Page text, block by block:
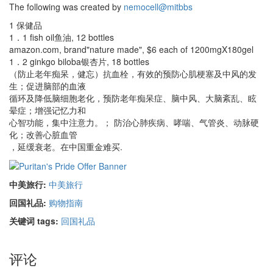
The following was created by nemocell@mitbbs
1 保健品
1．1 fish oil鱼油, 12 bottles
amazon.com, brand"nature made", $6 each of 1200mgX180gel
1．2 ginkgo biloba银杏片, 18 bottles
（防止老年痴呆，健忘）抗血栓，有效的预防心肌梗塞及中风的发
生；促进脑部的血液
循环及降低脑细胞老化，预防老年痴呆症、脑中风、大脑紊乱、眩
晕症；增强记忆力和
心智功能，集中注意力。； 防治心肺疾病、哮喘、气管炎、动脉硬
化；改善心脏血管
，延缓衰老。在中国重金难买.
中美旅行: 中美旅行
回国礼品: 购物指南
关键词 tags: 回国礼品
评论